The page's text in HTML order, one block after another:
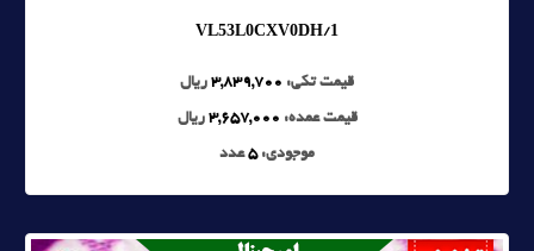
VL53L0CXV0DH/1
قیمت تکی: 3,839,700 ریال
قیمت عمده: 3,657,000 ریال
موجودی:5عدد